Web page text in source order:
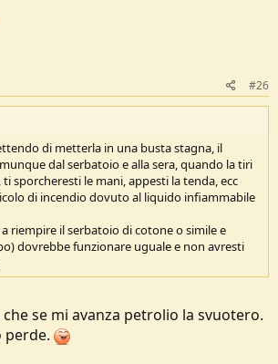
#26
di metterla in una busta stagna, il
dal serbatoio e alla sera, quando la tiri
sporcheresti le mani, appesti la tenda, ecc
di incendio dovuto al liquido infiammabile
riempire il serbatoio di cotone o simile e
dovrebbe funzionare uguale e non avresti
se mi avanza petrolio la svuotero.
perde.